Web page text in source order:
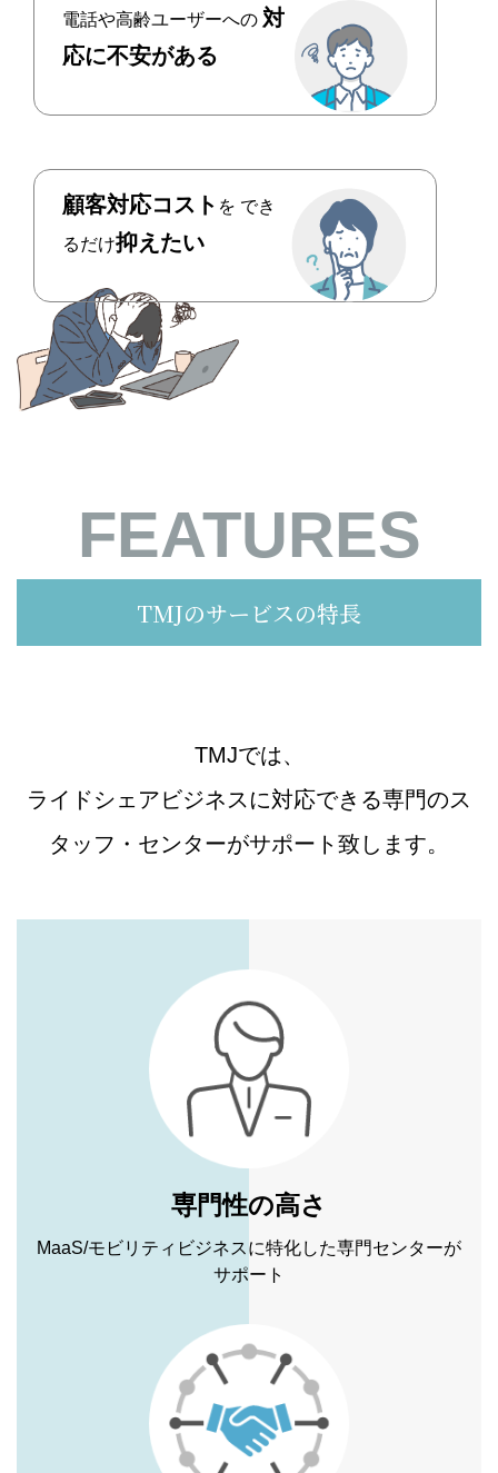
電話や高齢ユーザーへの 対
応に不安がある
顧客対応コスト を でき
るだけ抑えたい
FEATURES
TMJのサービスの特長
TMJでは、
ライドシェアビジネスに対応できる専門のス
タッフ・センターがサポート致します。
専門性の高さ
MaaS/モビリティビジネスに特化した専門センターが
サポート